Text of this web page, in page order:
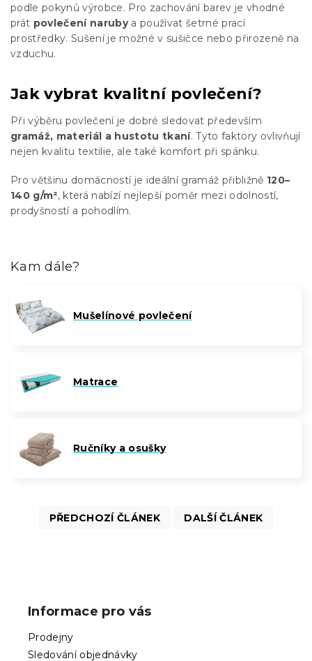
podle pokynů výrobce. Pro zachování barev je vhodné
prát povlečení narubya používat šetrné prací
prostředky. Sušení je možné v sušičce nebo přirozeně na
vzduchu.
Jak vybrat kvalitní povlečení?
Při výběru povlečení je dobré sledovat především
gramáž, materiál a hustotu tkaní. Tyto faktory ovlivňují
nejen kvalitu textilie, ale také komfort při spánku.
Pro většinu domácností je ideální gramáž přibližně 120–
140 g/m², která nabízí nejlepší poměr mezi odolností,
prodyšností a pohodlím.
Kam dále?
Mušelínové povlečení
Matrace
Ručníky a osušky
PŘEDCHOZÍ ČLÁNEK DALŠÍ ČLÁNEK
Informace pro vás
Prodejny
Sledování objednávky